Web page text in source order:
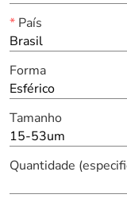
*País
Brasil
Forma
Esférico
Tamanho
15-53um
Quantidade